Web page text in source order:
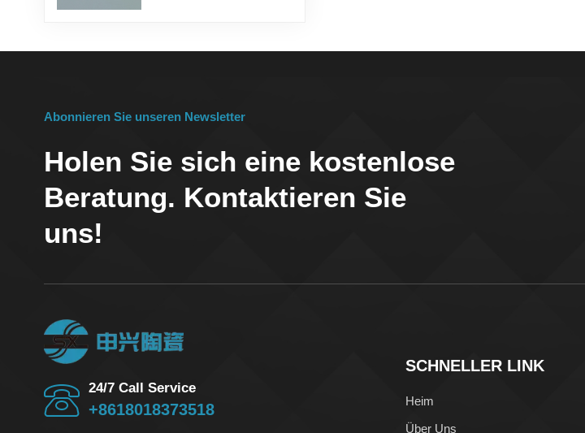
Abonnieren Sie unseren Newsletter
Holen Sie sich eine kostenlose
Beratung. Kontaktieren Sie
uns!
24/7 Call Service
+8618018373518
SCHNELLER LINK
Heim
Über Uns